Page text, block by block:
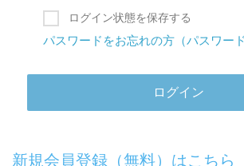
ログイン状態を保存する
パスワードをお忘れの方（パスワー
新規会員登録（無料）はこちら